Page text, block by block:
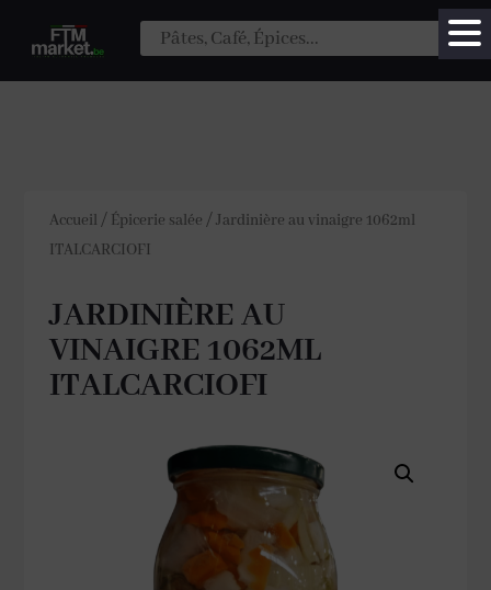
Accueil / Épicerie salée / Jardinière au vinaigre 1062ml
ITALCARCIOFI
JARDINIÈRE AU
VINAIGRE 1062ML
ITALCARCIOFI